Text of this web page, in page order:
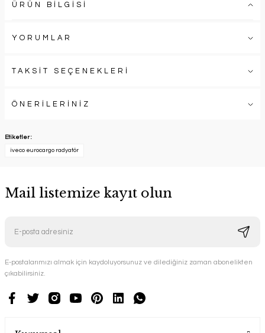
ÜRÜN BİLGİSİ
YORUMLAR
TAKSİT SEÇENEKLERİ
ÖNERİLERİNİZ
Etiketler :
iveco eurocargo radyatör
Mail listemize kayıt olun
E-postalarımızı almak için kaydoluyorsunuz ve dilediğiniz zaman abonelikten
çıkabilirsiniz.